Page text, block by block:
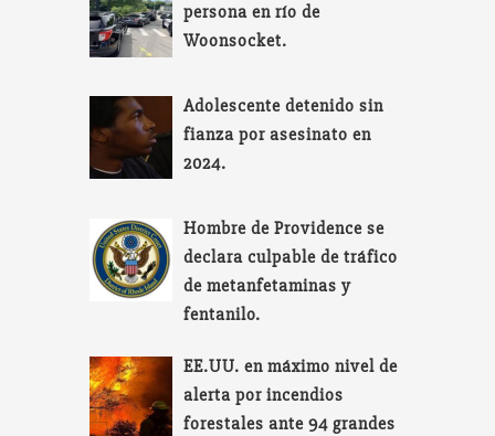
persona en río de
Woonsocket.
Adolescente detenido sin
fianza por asesinato en
2024.
Hombre de Providence se
declara culpable de tráfico
de metanfetaminas y
fentanilo.
EE.UU. en máximo nivel de
alerta por incendios
forestales ante 94 grandes